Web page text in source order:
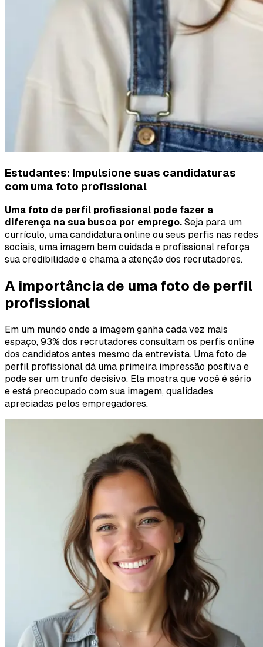
Estudantes: Impulsione suas candidaturas
com uma foto profissional
Uma foto de perfil profissional pode fazer a
diferença na sua busca por emprego. Seja para um
currículo, uma candidatura online ou seus perfis nas redes
sociais, uma imagem bem cuidada e profissional reforça
sua credibilidade e chama a atenção dos recrutadores.
A importância de uma foto de perfil
profissional
Em um mundo onde a imagem ganha cada vez mais
espaço, 93% dos recrutadores consultam os perfis online
dos candidatos antes mesmo da entrevista. Uma foto de
perfil profissional dá uma primeira impressão positiva e
pode ser um trunfo decisivo. Ela mostra que você é sério
e está preocupado com sua imagem, qualidades
apreciadas pelos empregadores.